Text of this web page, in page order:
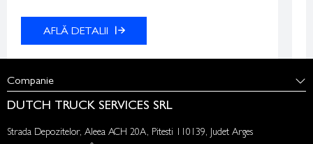
AFLĂ DETALII
Companie
DUTCH TRUCK SERVICES SRL
Strada Depozitelor, Aleea ACH 20A, Pitesti 110139, Judet Arges